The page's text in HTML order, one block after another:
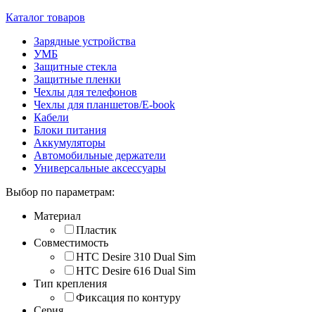
Каталог товаров
Зарядные устройства
УМБ
Защитные стекла
Защитные пленки
Чехлы для телефонов
Чехлы для планшетов/E-book
Кабели
Блоки питания
Аккумуляторы
Автомобильные держатели
Универсальные аксессуары
Выбор по параметрам:
Материал
Пластик
Совместимость
HTC Desire 310 Dual Sim
HTC Desire 616 Dual Sim
Тип крепления
Фиксация по контуру